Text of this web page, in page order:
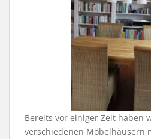
Bereits vor einiger Zeit haben
verschiedenen Möbelhäusern